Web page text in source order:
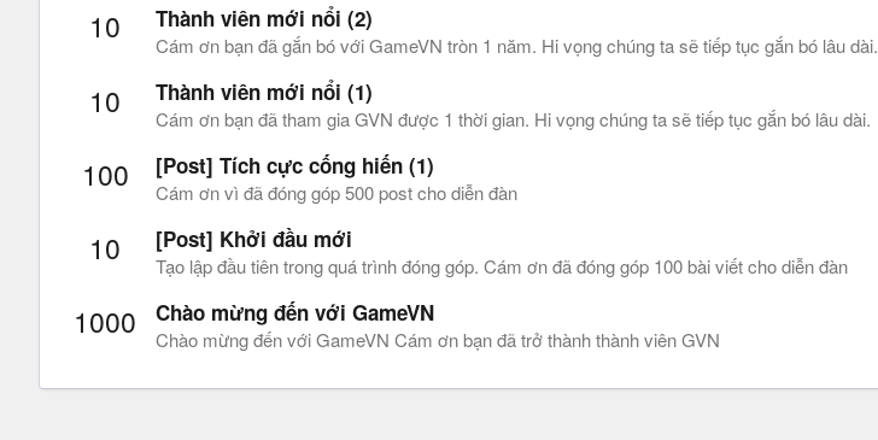
10 Thành viên mới nổi (2)
Cám ơn bạn đã gắn bó với GameVN tròn 1 năm. Hi vọng chúng ta sẽ tiếp tục gắn bó lâu dài.
10 Thành viên mới nổi (1)
Cám ơn bạn đã tham gia GVN được 1 thời gian. Hi vọng chúng ta sẽ tiếp tục gắn bó lâu dài.
100 [Post] Tích cực cống hiến (1)
Cám ơn vì đã đóng góp 500 post cho diễn đàn
10 [Post] Khởi đầu mới
Tạo lập đầu tiên trong quá trình đóng góp. Cám ơn đã đóng góp 100 bài viết cho diễn đàn
1000 Chào mừng đến với GameVN
Chào mừng đến với GameVN Cám ơn bạn đã trở thành thành viên GVN